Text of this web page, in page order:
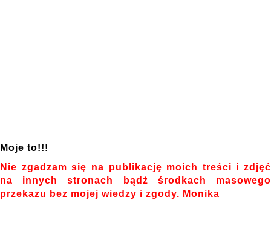
Moje to!!!
Nie zgadzam się na publikację moich treści i zdjęć
na innych stronach bądż środkach masowego
przekazu bez mojej wiedzy i zgody. Monika